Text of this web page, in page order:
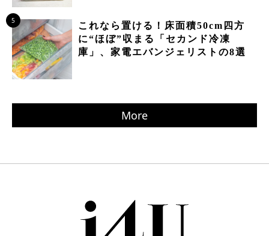
5
これなら置ける！床面積50cm四方
に“ほぼ”収まる「セカンド冷凍
庫」、家電エバンジェリストの8選
More